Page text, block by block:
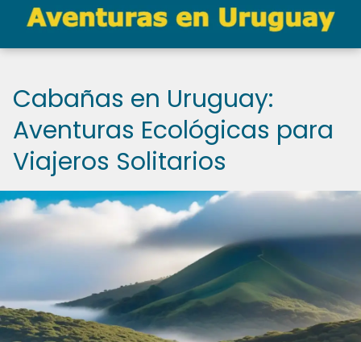
Cabañas en Uruguay:
Aventuras Ecológicas para
Viajeros Solitarios